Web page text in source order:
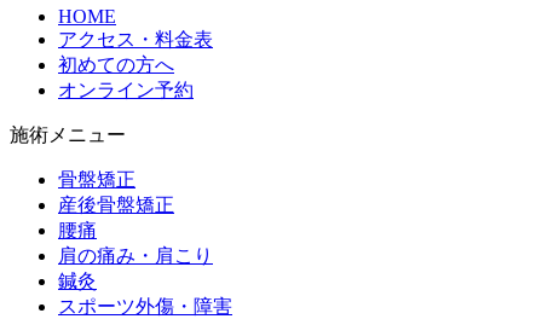
HOME
アクセス・料金表
初めての方へ
オンライン予約
施術メニュー
骨盤矯正
産後骨盤矯正
腰痛
肩の痛み・肩こり
鍼灸
スポーツ外傷・障害